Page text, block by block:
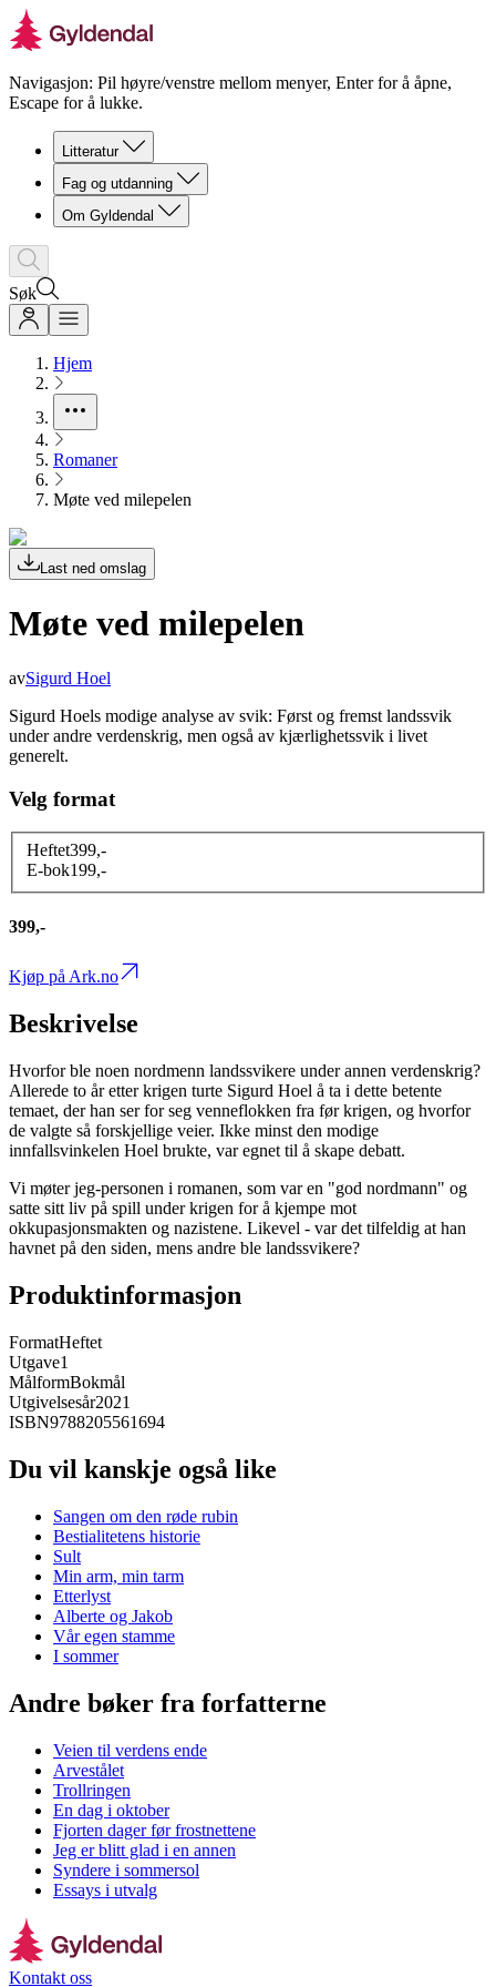
Navigasjon: Pil høyre/venstre mellom menyer, Enter for å åpne,
Escape for å lukke.
Litteratur
Fag og utdanning
Om Gyldendal
Søk
Hjem
Romaner
Møte ved milepelen
Last ned omslag
Møte ved milepelen
avSigurd Hoel
Sigurd Hoels modige analyse av svik: Først og fremst landssvik
under andre verdenskrig, men også av kjærlighetssvik i livet
generelt.
Velg format
Heftet399,-
E-bok199,-
399,-
Kjøp på Ark.no
Beskrivelse
Hvorfor ble noen nordmenn landssvikere under annen verdenskrig?
Allerede to år etter krigen turte Sigurd Hoel å ta i dette betente
temaet, der han ser for seg venneflokken fra før krigen, og hvorfor
de valgte så forskjellige veier. Ikke minst den modige
innfallsvinkelen Hoel brukte, var egnet til å skape debatt.
Vi møter jeg-personen i romanen, som var en "god nordmann" og
satte sitt liv på spill under krigen for å kjempe mot
okkupasjonsmakten og nazistene. Likevel - var det tilfeldig at han
havnet på den siden, mens andre ble landssvikere?
Produktinformasjon
FormatHeftet
Utgave1
MålformBokmål
Utgivelsesår2021
ISBN9788205561694
Du vil kanskje også like
Sangen om den røde rubin
Bestialitetens historie
Sult
Min arm, min tarm
Etterlyst
Alberte og Jakob
Vår egen stamme
I sommer
Andre bøker fra forfatterne
Veien til verdens ende
Arvestålet
Trollringen
En dag i oktober
Fjorten dager før frostnettene
Jeg er blitt glad i en annen
Syndere i sommersol
Essays i utvalg
Kontakt oss